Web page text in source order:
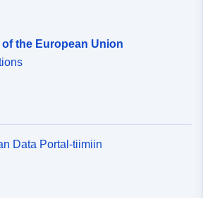
the European Union
Data Portal-tiimiin